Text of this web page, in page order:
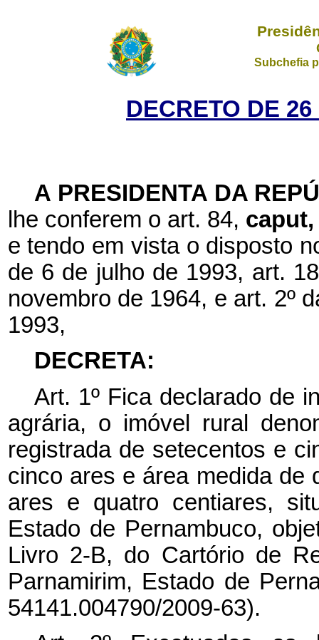
Subchefia
DECRETO DE
A PRESIDENTA DA
lhe conferem o art. 84,
e tendo em vista o disposto
de 6 de julho de 1993, art.
novembro de 1964, e art. 2º
1993,
DECRETA:
Art. 1º Fica declarado de
agrária, o imóvel rural
registrada de setecentos e
cinco ares e área medida de
ares e quatro centiares,
Estado de Pernambuco,
Livro 2-B, do Cartório de
Parnamirim, Estado de
54141.004790/2009-63).